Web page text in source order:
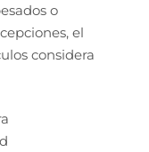
o
el
considera